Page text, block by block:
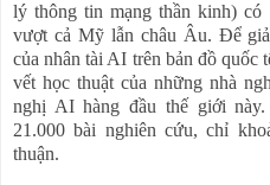
lý thông tin mạng thần kinh)
vượt cả Mỹ lẫn châu Âu. Để
của nhân tài AI trên bản đồ quốc
vết học thuật của những nhà
nghị AI hàng đầu thế giới
21.000 bài nghiên cứu, chỉ
thuận.